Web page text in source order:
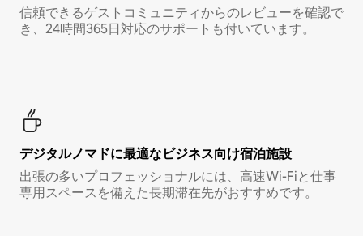
信頼できるゲストコミュニティからのレビューを確認で
き、24時間365日対応のサポートも付いています。
デジタルノマド⁠に最⁠適⁠なビ⁠ジ⁠ネ⁠ス⁠向⁠け宿⁠泊⁠施⁠設
出張の多いプロフェッショナルには、高速Wi-Fiと仕事
専用スペースを備えた長期滞在先がおすすめです。